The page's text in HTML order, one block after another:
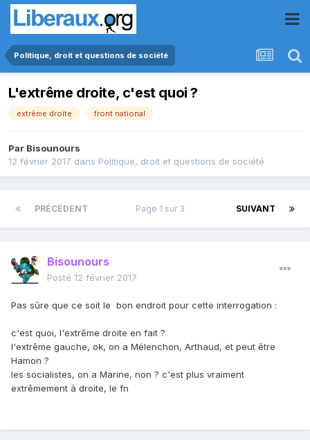
Politique, droit et questions de société
L'extrême droite, c'est quoi ?
extrême droite front national
Par Bisounours
12 février 2017 dans Politique, droit et questions de société
PRÉCÉDENT SUIVANT
Page 1 sur 3
Bisounours
Posté 12 février 2017
Pas sûre que ce soit le bon endroit pour cette interrogation :
c'est quoi, l'extrême droite en fait ?
l'extrême gauche, ok, on a Mélenchon, Arthaud, et peut être
Hamon ?
les socialistes, on a Marine, non ? c'est plus vraiment
extrêmement à droite, le fn